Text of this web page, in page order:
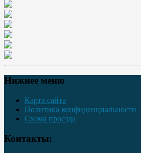
Нижнее меню
Карта сайта
Политика конфиденциальности
Схема проезда
Контакты: